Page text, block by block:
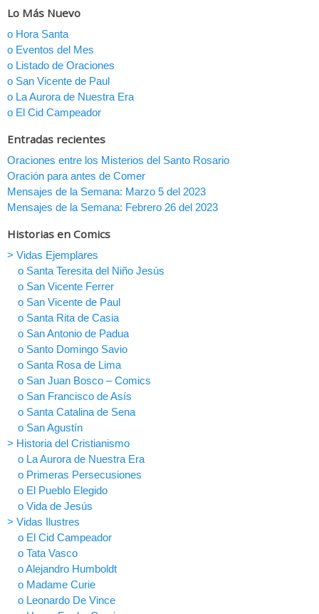
Lo Más Nuevo
o Hora Santa
o Eventos del Mes
o Listado de Oraciones
o San Vicente de Paul
o La Aurora de Nuestra Era
o El Cid Campeador
Entradas recientes
Oraciones entre los Misterios del Santo Rosario
Oración para antes de Comer
Mensajes de la Semana: Marzo 5 del 2023
Mensajes de la Semana: Febrero 26 del 2023
Historias en Comics
> Vidas Ejemplares
o Santa Teresita del Niño Jesús
o San Vicente Ferrer
o San Vicente de Paul
o Santa Rita de Casia
o San Antonio de Padua
o Santo Domingo Savio
o Santa Rosa de Lima
o San Juan Bosco – Comics
o San Francisco de Asís
o Santa Catalina de Sena
o San Agustín
> Historia del Cristianismo
o La Aurora de Nuestra Era
o Primeras Persecusiones
o El Pueblo Elegido
o Vida de Jesús
> Vidas Ilustres
o El Cid Campeador
o Tata Vasco
o Alejandro Humboldt
o Madame Curie
o Leonardo De Vince